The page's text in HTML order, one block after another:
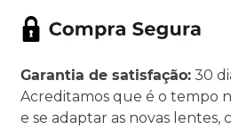
Garantia de satisfação: 30
Acreditamos que é o tempo
e se adaptar as novas lentes,